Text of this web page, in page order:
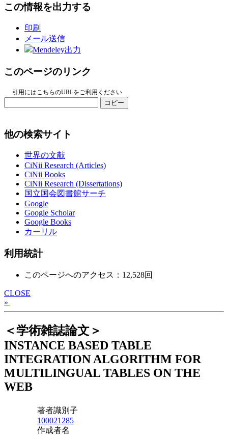
この情報を出力する
印刷
メール送信
Mendeley出力
このページのリンク
引用にはこちらのURLをご利用ください
コピー
他の検索サイト
世界の文献
CiNii Research (Articles)
CiNii Books
CiNii Research (Dissertations)
国立国会図書館サーチ
Google
Google Scholar
Google Books
カーリル
利用統計
このページへのアクセス：12,528回
CLOSE
»
＜学術雑誌論文＞
INSTANCE BASED TABLE
INTEGRATION ALGORITHM FOR
MULTILINGUAL TABLES ON THE
WEB
著者識別子
100021285
作成者名